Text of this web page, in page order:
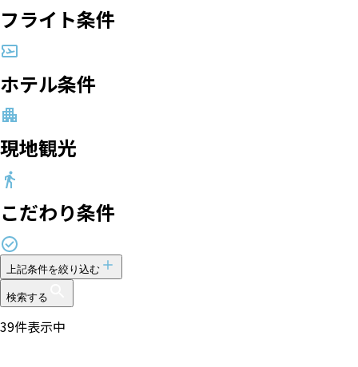
フライト条件
ホテル条件
現地観光
こだわり条件
上記条件を絞り込む
検索する
42件表示中